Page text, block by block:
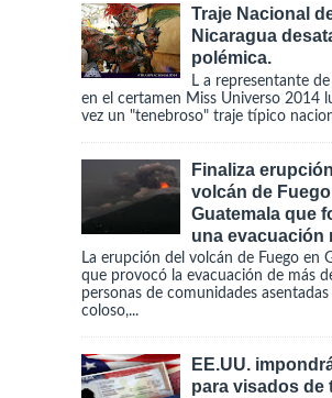
Traje Nacional
Nicaragua
polémica.
L a representante
en el certamen Miss Universo 2014
vez un "tenebroso" traje típico
Finaliza
volcán de
Guatemala que
una evacuación
La erupción del volcán de Fuego en
que provocó la evacuación de más
personas de comunidades asentadas
coloso,...
EE.UU.
para visados de